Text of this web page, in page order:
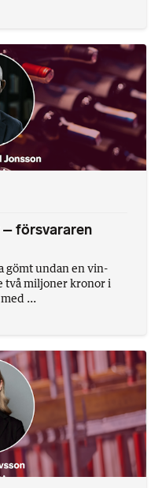
– försvararen
gömt undan en vin-
två miljoner kronor i
...